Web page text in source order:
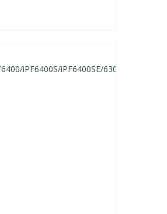
iPF6400S/iPF6400SE/6300/